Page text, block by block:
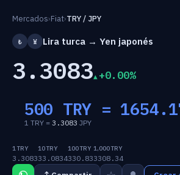
Mercados›Fiat›TRY / JPY
₺ ¥ Lira turca → Yen japonés
3.3083 +0.00%
500 TRY =
1 TRY = 3.3083 JPY
1 TRY
3.3083
10 TRY
33.0834
100 TRY
330.83
1,000 TRY
3308.34